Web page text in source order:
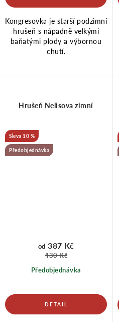
Kongresovka je starší podzimní
hrušeň s nápadně velkými
baňatými plody a výbornou
chutí.
Hrušeň Nelisova zimní
10 %
Předobjednávka
Předobjednávka
od 387 Kč
430 Kč